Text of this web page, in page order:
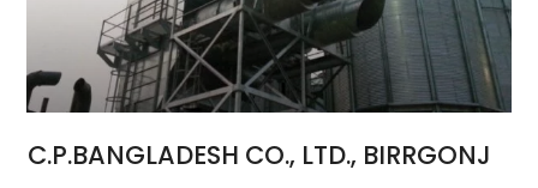
C.P.BANGLADESH CO., LTD., BIRRGONJ